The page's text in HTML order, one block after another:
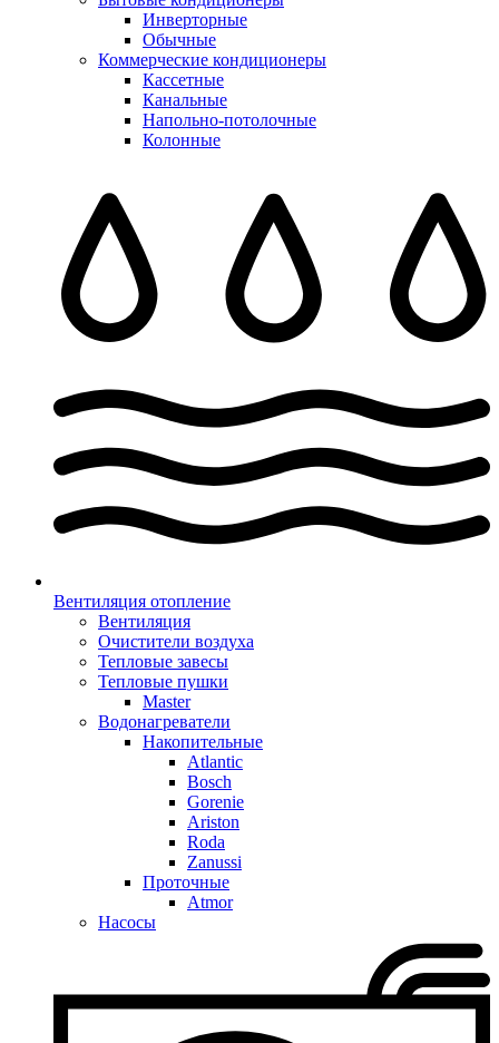
Инверторные
Обычные
Коммерческие кондиционеры
Кассетные
Канальные
Напольно-потолочные
Колонные
Вентиляция отопление
Вентиляция
Очистители воздуха
Тепловые завесы
Тепловые пушки
Master
Водонагреватели
Накопительные
Atlantic
Bosch
Gorenie
Ariston
Roda
Zanussi
Проточные
Atmor
Насосы